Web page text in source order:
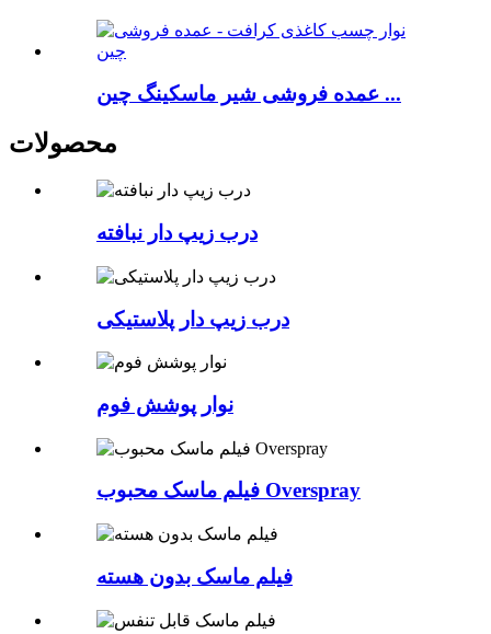
عمده فروشی شیر ماسکینگ چین ...
محصولات
درب زیپ دار نبافته
درب زیپ دار پلاستیکی
نوار پوشش فوم
فیلم ماسک محبوب Overspray
فیلم ماسک بدون هسته